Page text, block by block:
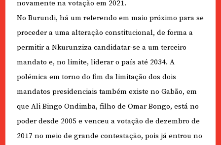
novamente na votação em 2021.
No Burundi, há um referendo em maio próximo para se
proceder a uma alteração constitucional, de forma a
permitir a Nkurunziza candidatar-se a um terceiro
mandato e, no limite, liderar o país até 2034. A
polémica em torno do fim da limitação dos dois
mandatos presidenciais também existe no Gabão, em
que Ali Bingo Ondimba, filho de Omar Bongo, está no
poder desde 2005 e venceu a votação de dezembro de
2017 no meio de grande contestação, pois já entrou no